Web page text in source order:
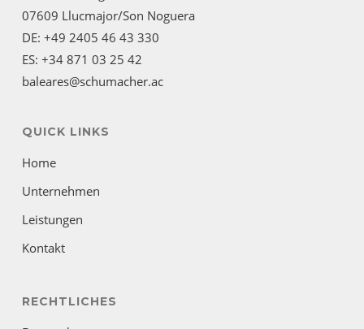
07609 Llucmajor/Son Noguera
DE: +49 2405 46 43 330
ES: +34 871 03 25 42
baleares@schumacher.ac
QUICK LINKS
Home
Unternehmen
Leistungen
Kontakt
RECHTLICHES